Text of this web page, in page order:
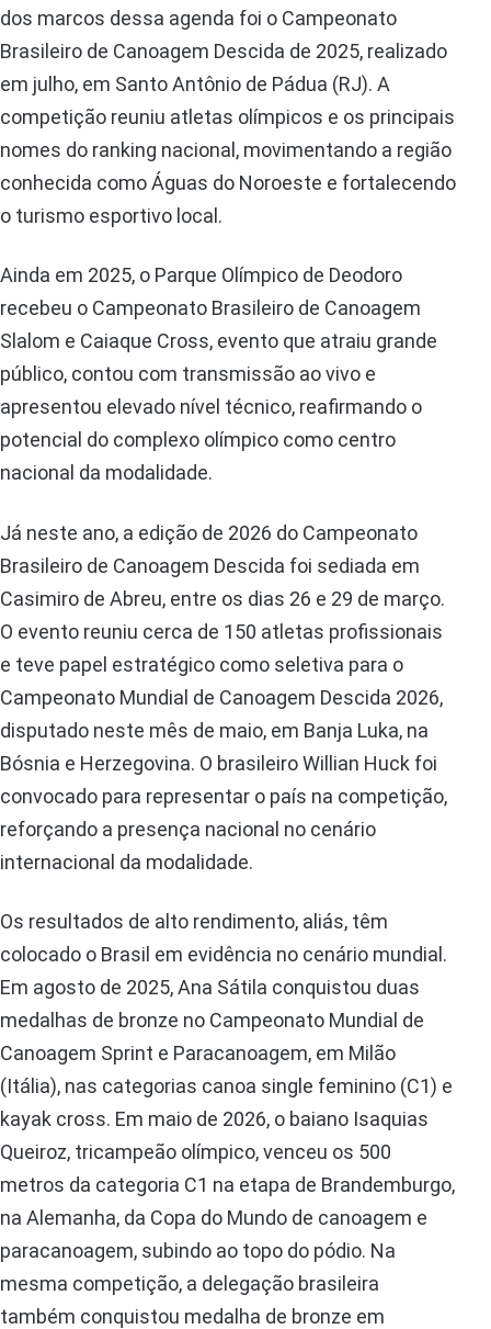
dos marcos dessa agenda foi o Campeonato
Brasileiro de Canoagem Descida de 2025, realizado
em julho, em Santo Antônio de Pádua (RJ). A
competição reuniu atletas olímpicos e os principais
nomes do ranking nacional, movimentando a região
conhecida como Águas do Noroeste e fortalecendo
o turismo esportivo local.
Ainda em 2025, o Parque Olímpico de Deodoro
recebeu o Campeonato Brasileiro de Canoagem
Slalom e Caiaque Cross, evento que atraiu grande
público, contou com transmissão ao vivo e
apresentou elevado nível técnico, reafirmando o
potencial do complexo olímpico como centro
nacional da modalidade.
Já neste ano, a edição de 2026 do Campeonato
Brasileiro de Canoagem Descida foi sediada em
Casimiro de Abreu, entre os dias 26 e 29 de março.
O evento reuniu cerca de 150 atletas profissionais
e teve papel estratégico como seletiva para o
Campeonato Mundial de Canoagem Descida 2026,
disputado neste mês de maio, em Banja Luka, na
Bósnia e Herzegovina. O brasileiro Willian Huck foi
convocado para representar o país na competição,
reforçando a presença nacional no cenário
internacional da modalidade.
Os resultados de alto rendimento, aliás, têm
colocado o Brasil em evidência no cenário mundial.
Em agosto de 2025, Ana Sátila conquistou duas
medalhas de bronze no Campeonato Mundial de
Canoagem Sprint e Paracanoagem, em Milão
(Itália), nas categorias canoa single feminino (C1) e
kayak cross. Em maio de 2026, o baiano Isaquias
Queiroz, tricampeão olímpico, venceu os 500
metros da categoria C1 na etapa de Brandemburgo,
na Alemanha, da Copa do Mundo de canoagem e
paracanoagem, subindo ao topo do pódio. Na
mesma competição, a delegação brasileira
também conquistou medalha de bronze em